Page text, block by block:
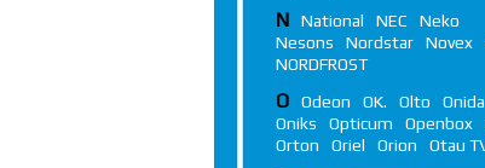
N National NEC
Neko
Nesons
Nordstar Novex
NORDFROST
O Odeon OK. Olto
Onida
Oniks
Opticum Openbox
Orton
Oriel Orion Otau